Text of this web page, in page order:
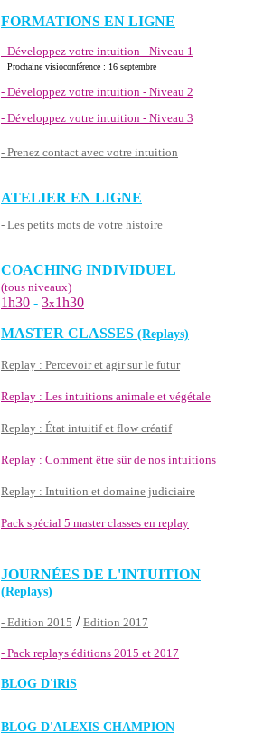
FORMATIONS EN LIGNE
- Développez votre intuition - Niveau 1
Prochaine visioconférence : 16 septembre
- Développez votre intuition - Niveau 2
- Développez votre intuition - Niveau 3
- Prenez contact avec votre intuition
ATELIER EN LIGNE
- Les petits mots de votre histoire
COACHING INDIVIDUEL
(tous niveaux)
1h30 - 3x1h30
MASTER CLASSES (Replays)
Replay : Percevoir et agir sur le futur
Replay : Les intuitions animale et végétale
Replay : État intuitif et flow créatif
Replay : Comment être sûr de nos intuitions
Replay : Intuition et domaine judiciaire
Pack spécial 5 master classes en replay
JOURNÉES DE L'INTUITION
(Replays)
- Edition 2015 / Edition 2017
- Pack replays éditions 2015 et 2017
BLOG D'iRiS
BLOG D'ALEXIS CHAMPION